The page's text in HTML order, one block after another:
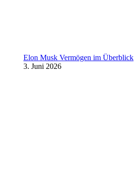
Elon Musk Vermögen im Überblick
3. Juni 2026